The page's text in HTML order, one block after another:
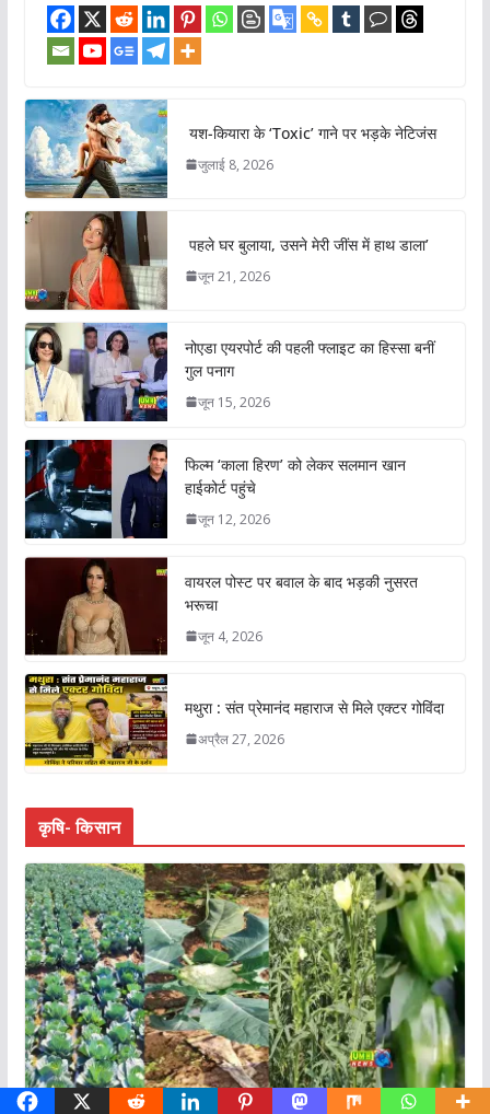
यश-कियारा के ‘Toxic’ गाने पर भड़के नेटिजंस
जुलाई 8, 2026
पहले घर बुलाया, उसने मेरी जींस में हाथ डाला’
जून 21, 2026
नोएडा एयरपोर्ट की पहली फ्लाइट का हिस्सा बनीं
गुल पनाग
जून 15, 2026
फिल्म ‘काला हिरण’ को लेकर सलमान खान
हाईकोर्ट पहुंचे
जून 12, 2026
वायरल पोस्ट पर बवाल के बाद भड़की नुसरत
भरूचा
जून 4, 2026
मथुरा : संत प्रेमानंद महाराज से मिले एक्टर गोविंदा
अप्रैल 27, 2026
कृषि- किसान